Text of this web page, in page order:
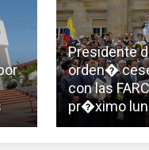
Presidente
orden�
con las
pr�ximo